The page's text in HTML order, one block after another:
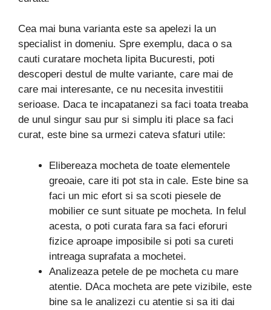
Cea mai buna varianta este sa apelezi la un
specialist in domeniu. Spre exemplu, daca o sa
cauti curatare mocheta lipita Bucuresti, poti
descoperi destul de multe variante, care mai de
care mai interesante, ce nu necesita investitii
serioase. Daca te incapatanezi sa faci toata treaba
de unul singur sau pur si simplu iti place sa faci
curat, este bine sa urmezi cateva sfaturi utile:
Elibereaza mocheta de toate elementele
greoaie, care iti pot sta in cale. Este bine sa
faci un mic efort si sa scoti piesele de
mobilier ce sunt situate pe mocheta. In felul
acesta, o poti curata fara sa faci eforuri
fizice aproape imposibile si poti sa cureti
intreaga suprafata a mochetei.
Analizeaza petele de pe mocheta cu mare
atentie. DAca mocheta are pete vizibile, este
bine sa le analizezi cu atentie si sa iti dai